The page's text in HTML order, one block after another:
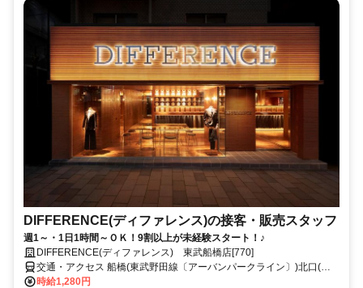
DIFFERENCE(ディファレンス)の接客・販売スタッフ
週1～・1日1時間～ＯＫ！9割以上が未経験スタート！♪
DIFFERENCE(ディファレンス) 東武船橋店[770]
交通・アクセス 船橋(東武野田線〔アーバンパークライン〕)北口(約2
分) 船橋(ＪＲ総武本線)北口(約2分) 京成船橋(京成本線)東口(約5分)
時給1,280円